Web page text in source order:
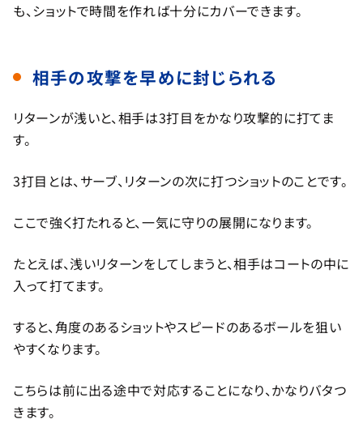
も、ショットで時間を作れば十分にカバーできます。
相手の攻撃を早めに封じられる
リターンが浅いと、相手は3打目をかなり攻撃的に打てま
す。
3打目とは、サーブ、リターンの次に打つショットのことです。
ここで強く打たれると、一気に守りの展開になります。
たとえば、浅いリターンをしてしまうと、相手はコートの中に
入って打てます。
すると、角度のあるショットやスピードのあるボールを狙い
やすくなります。
こちらは前に出る途中で対応することになり、かなりバタつ
きます。